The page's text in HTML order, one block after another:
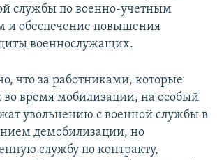
службы по военно-учетным
и обеспечение повышения
военнослужащих.
что за работниками, которые
время мобилизации, на особый
увольнению с военной службы в
демобилизации, но
службу по контракту,